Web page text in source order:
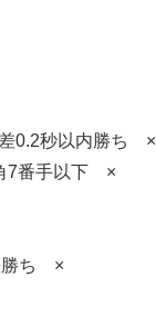
0.2秒以内勝ち ×
7番手以下 ×
勝ち ×